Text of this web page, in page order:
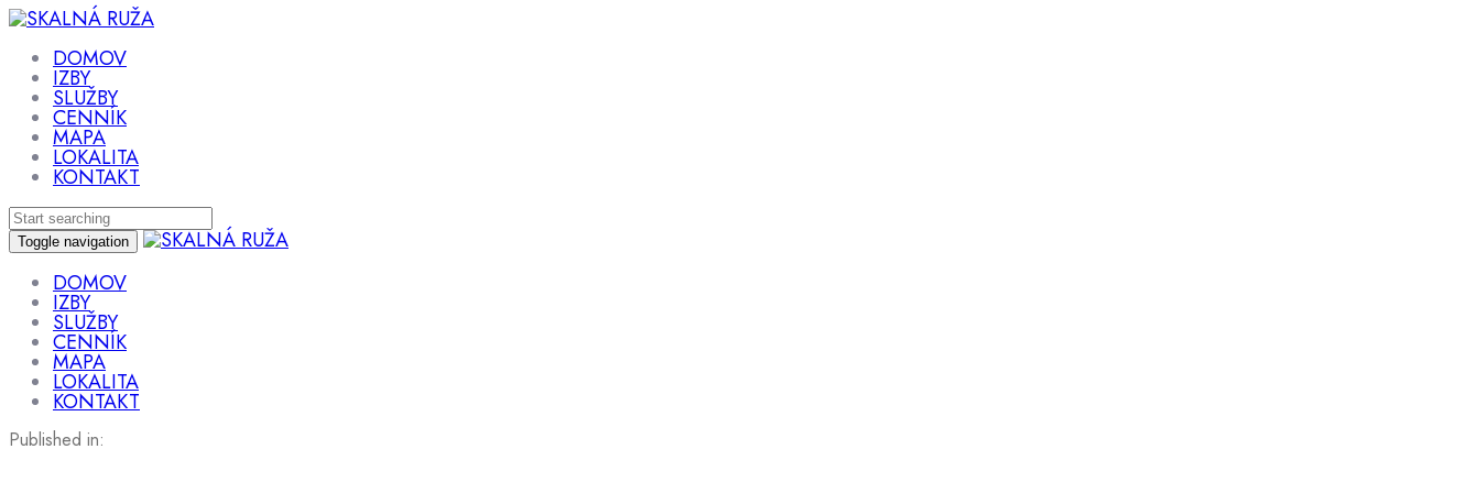
Skip
links
Skip
primary
navigation
Skip
content
DOMOV
IZBY
SLUŽBY
CENNÍK
MAPA
LOKALITA
KONTAKT
Toggle navigation
DOMOV
IZBY
SLUŽBY
CENNÍK
MAPA
LOKALITA
KONTAKT
Published in: